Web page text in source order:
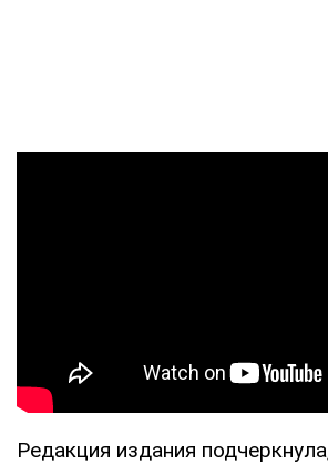
Редакция издания